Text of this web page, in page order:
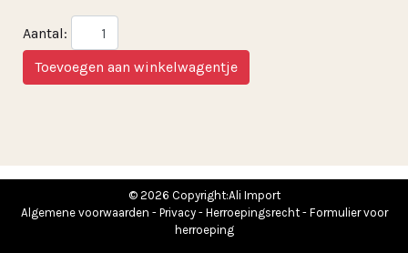
Aantal:
© 2026 Copyright:Ali Import
Algemene voorwaarden - Privacy- Herroepingsrecht- Formulier voor
herroeping